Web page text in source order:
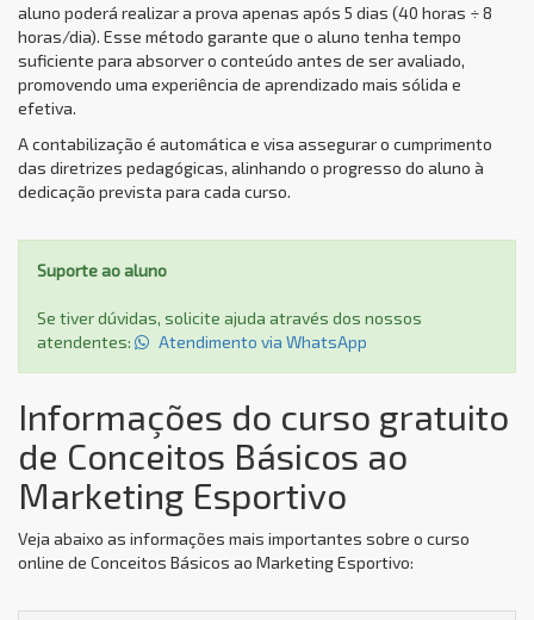
aluno poderá realizar a prova apenas após 5 dias (40 horas ÷ 8
horas/dia). Esse método garante que o aluno tenha tempo
suficiente para absorver o conteúdo antes de ser avaliado,
promovendo uma experiência de aprendizado mais sólida e
efetiva.
A contabilização é automática e visa assegurar o cumprimento
das diretrizes pedagógicas, alinhando o progresso do aluno à
dedicação prevista para cada curso.
Suporte ao aluno
Se tiver dúvidas, solicite ajuda através dos nossos
atendentes:
Atendimento via WhatsApp
Informações do curso gratuito
de Conceitos Básicos ao
Marketing Esportivo
Veja abaixo as informações mais importantes sobre o curso
online de Conceitos Básicos ao Marketing Esportivo: